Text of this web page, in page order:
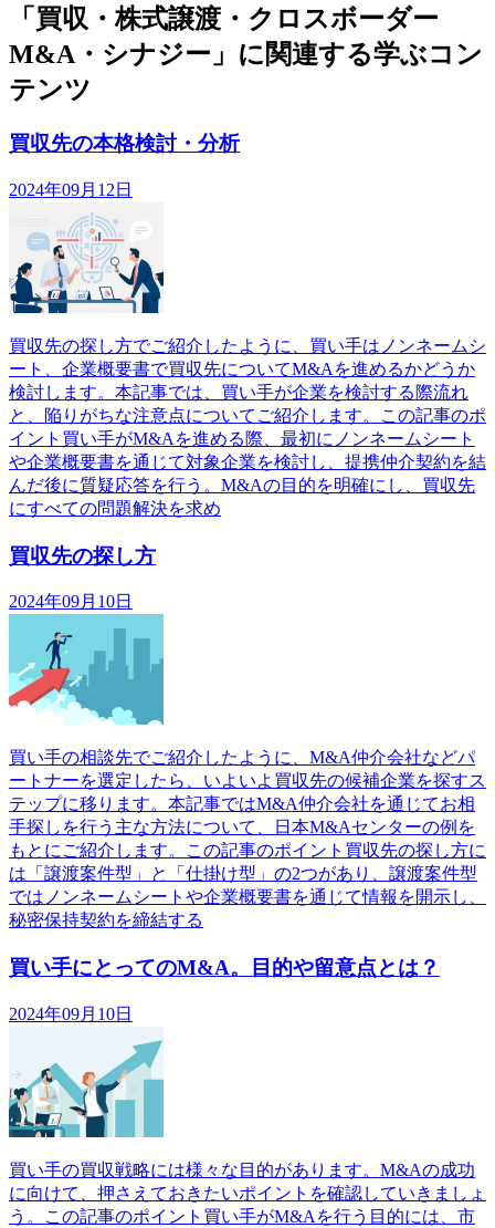
「買収・株式譲渡・クロスボーダー
M&A・シナジー」に関連する学ぶコン
テンツ
買収先の本格検討・分析
2024年09月12日
買収先の探し方でご紹介したように、買い手はノンネームシ
ート、企業概要書で買収先についてM&Aを進めるかどうか
検討します。本記事では、買い手が企業を検討する際流れ
と、陥りがちな注意点についてご紹介します。この記事のポ
イント買い手がM&Aを進める際、最初にノンネームシート
や企業概要書を通じて対象企業を検討し、提携仲介契約を結
んだ後に質疑応答を行う。M&Aの目的を明確にし、買収先
にすべての問題解決を求め
買収先の探し方
2024年09月10日
買い手の相談先でご紹介したように、M&A仲介会社などパ
ートナーを選定したら、いよいよ買収先の候補企業を探すス
テップに移ります。本記事ではM&A仲介会社を通じてお相
手探しを行う主な方法について、日本M&Aセンターの例を
もとにご紹介します。この記事のポイント買収先の探し方に
は「譲渡案件型」と「仕掛け型」の2つがあり、譲渡案件型
ではノンネームシートや企業概要書を通じて情報を開示し、
秘密保持契約を締結する
買い手にとってのM&A。目的や留意点とは？
2024年09月10日
買い手の買収戦略には様々な目的があります。M&Aの成功
に向けて、押さえておきたいポイントを確認していきましょ
う。この記事のポイント買い手がM&Aを行う目的には、市